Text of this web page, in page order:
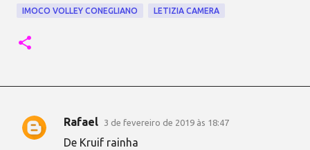
IMOCO VOLLEY CONEGLIANO LETIZIA CAMERA
C
Rafael 3 de fevereiro de 2019 às 18:47
De Kruif rainha